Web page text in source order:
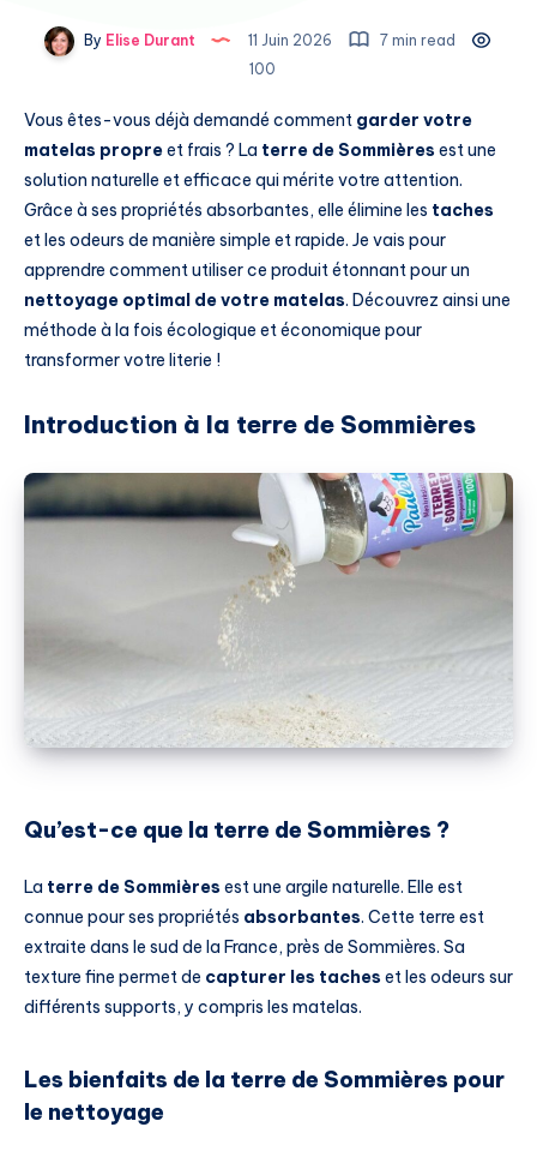
By Elise Durant 11 Juin 2026
7 min read
100
Vous êtes-vous déjà demandé comment garder votre
matelas propreet frais ? La terre de Sommières est une
solution naturelle et efficace qui mérite votre attention.
Grâce à ses propriétés absorbantes, elle élimine les taches
et les odeurs de manière simple et rapide. Je vais pour
apprendre comment utiliser ce produit étonnant pour un
nettoyage optimal de votre matelas. Découvrez ainsi une
méthode à la fois écologique et économique pour
transformer votre literie !
Introduction à la terre de Sommières
Qu’est-ce que la terre de Sommières ?
La terre de Sommières est une argile naturelle. Elle est
connue pour ses propriétés absorbantes. Cette terre est
extraite dans le sud de la France, près de Sommières. Sa
texture fine permet de capturer les taches et les odeurs sur
différents supports, y compris les matelas.
Les bienfaits de la terre de Sommières pour
le nettoyage